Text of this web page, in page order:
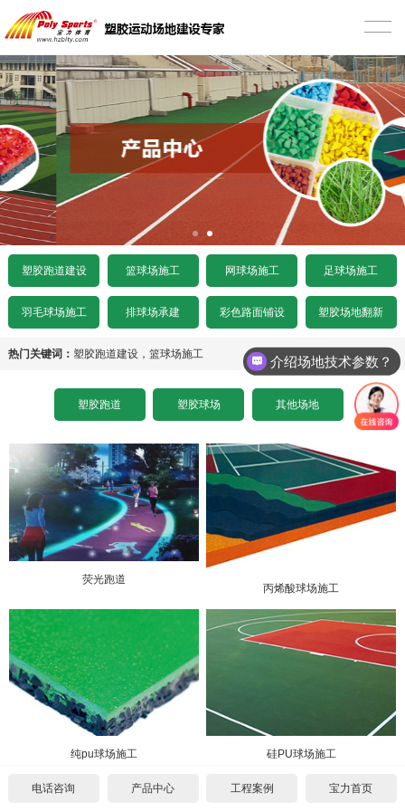
塑胶跑道建设 篮球场施工 网球场施工 足球场施工
羽毛球场施工 排球场承建 彩色路面铺设 塑胶场地翻新
热门关键词： 塑胶跑道建设， 篮球场施工
塑胶跑道 塑胶球场 其他场地
荧光跑道
丙烯酸球场施工
纯pu球场施工 硅PU球场施工
首页
塑胶跑道建设
混合型塑胶跑道
透气型塑胶跑道
预制型塑胶跑道
施工案例
沥青基础要求
招标文件下载
篮球场施工
硅PU篮球场
EPDM颗粒型篮球场
室内木地板篮球场
水泥基础要求
沥青基础要求
设计图纸下载
网球场施工
硅PU网球场
施工案例
水泥基础要求
招标文件下载
设计图纸下载
人造草足球场
悬浮拼装足球场
施工案例
沥青基础要求
招标文件下载
产品中心
塑胶球场
其他场地
施工案例
塑胶场地翻新
施工案例
工程案例
常见问题
施工案例
代理须知
个人申请
联系我们
联系方式
电话咨询 产品中心 工程案例 宝力首页
介绍场地技术参数？